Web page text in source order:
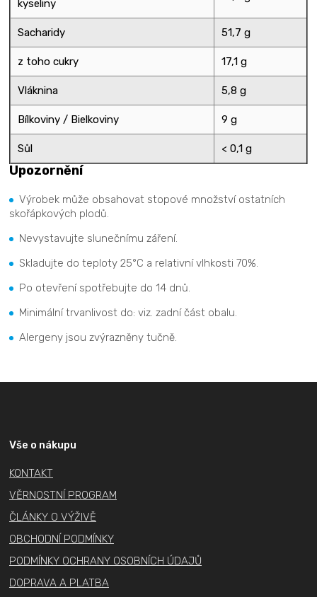
kyseliny
Sacharidy 51,7 g
z toho cukry 17,1 g
Vláknina 5,8 g
Bílkoviny / Bielkoviny 9 g
Sůl < 0,1 g
Upozornění
Výrobek může obsahovat stopové množství ostatních
skořápkových plodů.
Nevystavujte slunečnímu záření.
Skladujte do teploty 25°C a relativní vlhkosti 70%.
Po otevření spotřebujte do 14 dnů.
Minimální trvanlivost do: viz. zadní část obalu.
Alergeny jsou zvýrazněny tučně.
Vše o nákupu
KONTAKT
VĚRNOSTNÍ PROGRAM
ČLÁNKY O VÝŽIVĚ
OBCHODNÍ PODMÍNKY
PODMÍNKY OCHRANY OSOBNÍCH ÚDAJŮ
DOPRAVA A PLATBA